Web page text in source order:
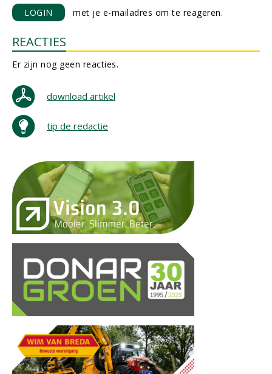
LOGIN met je e-mailadres om te reageren.
REACTIES
Er zijn nog geen reacties.
download artikel
tip de redactie